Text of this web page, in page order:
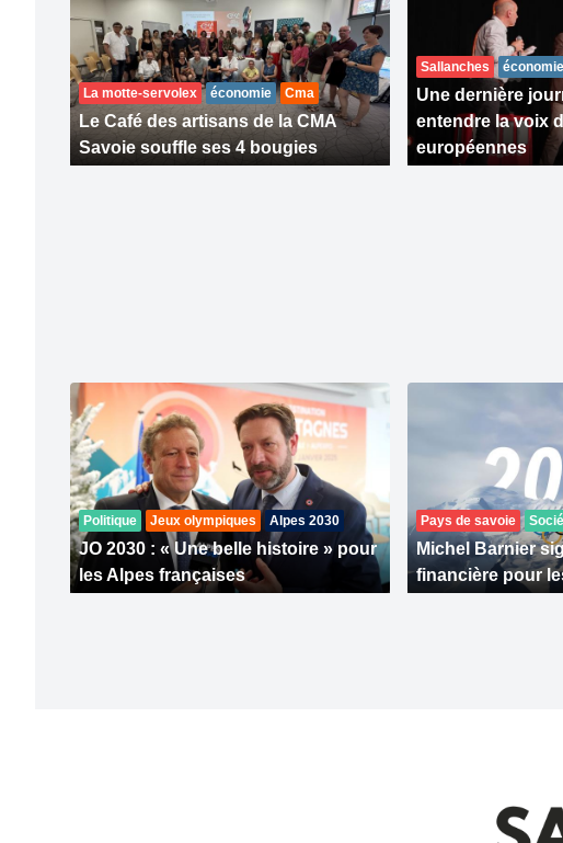
La motte-servolex économie Cma
Le Café des artisans de la CMA
Savoie souffle ses 4 bougies
Sallanches économie
Une dernière
entendre la voix
européennes
Politique Jeux olympiques Alpes 2030
JO 2030 : « Une belle histoire » pour
les Alpes françaises
Pays de savoie
Michel Barnier
financière pour